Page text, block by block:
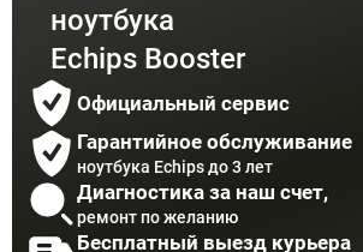
ноутбука
Echips Booster
Официальный сервис
Гарантийное обслуживание
ноутбука Echips до 3 лет
Диагностика за наш счет,
ремонт по желанию
Бесплатный выезд курьера